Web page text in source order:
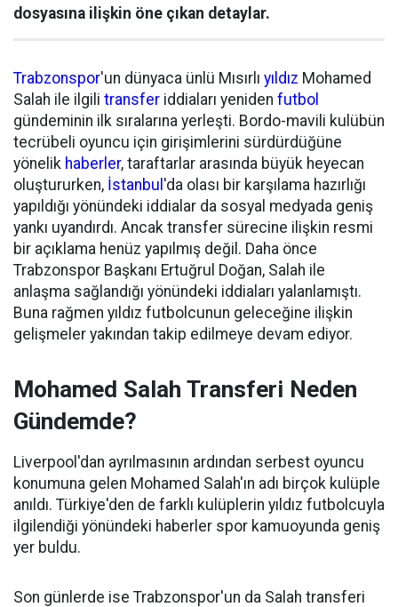
dosyasına ilişkin öne çıkan detaylar.
Trabzonspor'un dünyaca ünlü Mısırlı yıldız Mohamed
Salah ile ilgili transfer iddiaları yeniden futbol
gündeminin ilk sıralarına yerleşti. Bordo-mavili kulübün
tecrübeli oyuncu için girişimlerini sürdürdüğüne
yönelik haberler, taraftarlar arasında büyük heyecan
oluştururken, İstanbul 'da olası bir karşılama hazırlığı
yapıldığı yönündeki iddialar da sosyal medyada geniş
yankı uyandırdı. Ancak transfer sürecine ilişkin resmi
bir açıklama henüz yapılmış değil. Daha önce
Trabzonspor Başkanı Ertuğrul Doğan, Salah ile
anlaşma sağlandığı yönündeki iddiaları yalanlamıştı.
Buna rağmen yıldız futbolcunun geleceğine ilişkin
gelişmeler yakından takip edilmeye devam ediyor.
Mohamed Salah Transferi Neden
Gündemde?
Liverpool'dan ayrılmasının ardından serbest oyuncu
konumuna gelen Mohamed Salah'ın adı birçok kulüple
anıldı. Türkiye'den de farklı kulüplerin yıldız futbolcuyla
ilgilendiği yönündeki haberler spor kamuoyunda geniş
yer buldu.
Son günlerde ise Trabzonspor'un da Salah transferi